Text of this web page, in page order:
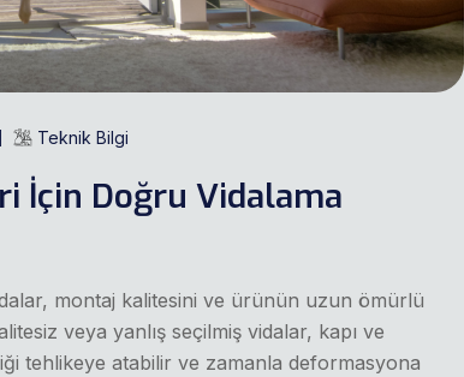
Teknik Bilgi
İçin Doğru Vidalama
montaj kalitesini ve ürünün uzun ömürlü
veya yanlış seçilmiş vidalar, kapı ve
tehlikeye atabilir ve zamanla deformasyona